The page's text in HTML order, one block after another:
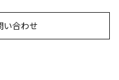
い合わせ